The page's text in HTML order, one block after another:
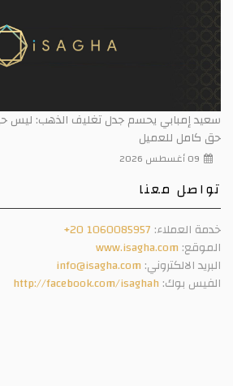
إمبابي يحسم جدل تغليف الذهب: ليس حيلة
كامل للعميل
09 أغسطس 2026
معنا
العملاء:+20 1060085957
www.isagha.com
الالكتروني:info@isagha.com
بوك:http://facebook.com/isaghah